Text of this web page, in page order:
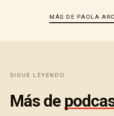
MÁS DE PAOLA
SIGUE LEYENDO
Más de